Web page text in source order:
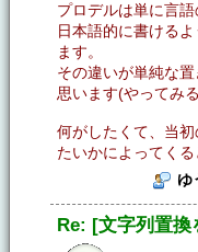
プロデルは単に言
日本語的に書ける
ます。
その違いが単純な
思います(やってみ
何がしたくて、当
たいかによってくる
ゆ
Re: [文字列置換